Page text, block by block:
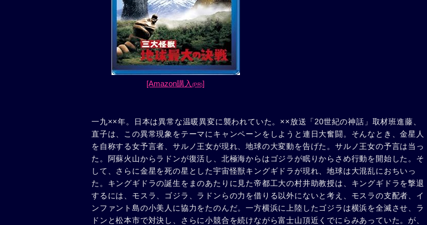
[Amazon購入(PR)]
一九××年。日本は異常な温暖異変に襲われていた。××放送「20世紀の神話」取材班進藤、
直子は、この異常現象をテーマにキャンペーンをしようと連日大奮闘。そんなとき、金星人
を自称する女予言者、サルノ王女が現れ、地球の大変動を告げた。サルノ王女の予言は当っ
た。阿蘇火山からラドンが復活し、北極海からはゴジラが眠りからさめ行動を開始した。そ
して、さらに金星を死の星とした宇宙怪獣キングギドラが現れ、地球は大混乱におちいっ
た。キングギドラの誕生をまのあたりに見た帝都工大の村井助教授は、キングギドラを撃退
するには、モスラ、ゴジラ、ラドンらの力を借りる以外にないと考え、モスラの支配者、イ
ンファント島の小美人に協力をたのんだ。一方横浜に上陸したゴジラは横浜を全滅させ、ラ
ドンと松本市で対決し、さらに小競合を続けながら富士山頂近くでにらみあっていた。が、